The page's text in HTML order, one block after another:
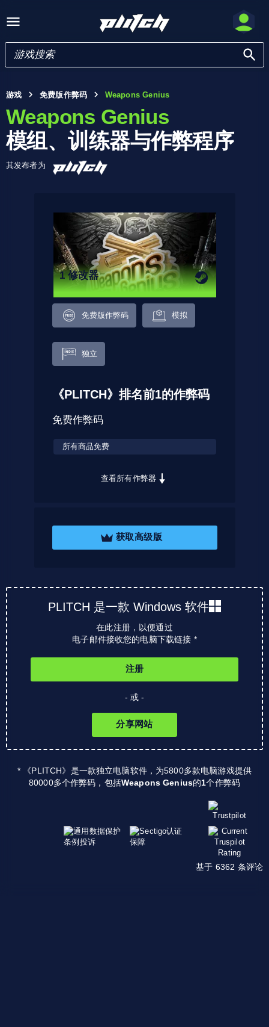
游戏 免费版作弊码 Weapons Genius
Weapons Genius
模组、训练器与作弊程序
其发布者为
1 修改器
免费版作弊码 模拟
独立
《PLITCH》排名前1的作弊码
免费作弊码
所有商品免费
查看所有作弊器
获取高级版
PLITCH 是一款 Windows 软件
在此注册，以便通过
电子邮件接收您的电脑下载链接 *
注册
- 或 -
分享网站
* 《PLITCH》是一款独立电脑软件，为5800多款电脑游戏提供
80000多个作弊码，包括Weapons Genius的1个作弊码
基于 6362 条评论